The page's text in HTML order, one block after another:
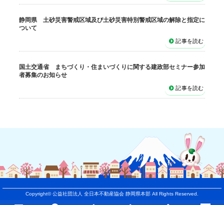
静岡県 土砂災害警戒区域及び土砂災害特別警戒区域の解除と指定に
ついて
記事を読む
国土交通省 まちづくり・住まいづくりに関する建政部セミナー参加
者募集のお知らせ
記事を読む
Copyright©公益社団法人 全日本不動産協会 静岡県本部 All Rights Reserved.